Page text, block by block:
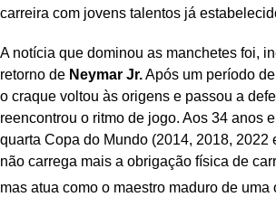
carreira com jovens talentos já
A notícia que dominou as manchetes foi,
retorno de Neymar Jr.Após um período
o craque voltou às origens e passou a
reencontrou o ritmo de jogo. Aos 34 anos
quarta Copa do Mundo (2014, 2018, 2022
não carrega mais a obrigação física de
mas atua como o maestro maduro de uma